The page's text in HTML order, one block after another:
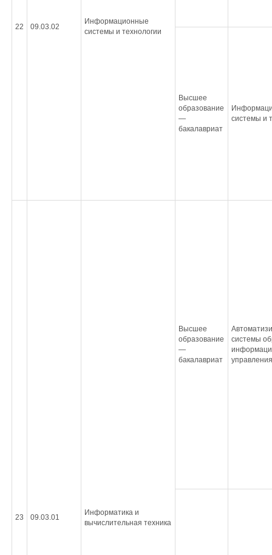
22 09.03.02
Информационные
системы и технологии
Высшее
образование
—
бакалавриат
системы и
23 09.03.01
Информатика и
вычислительная техника
Высшее
образование
—
бакалавриат
системы